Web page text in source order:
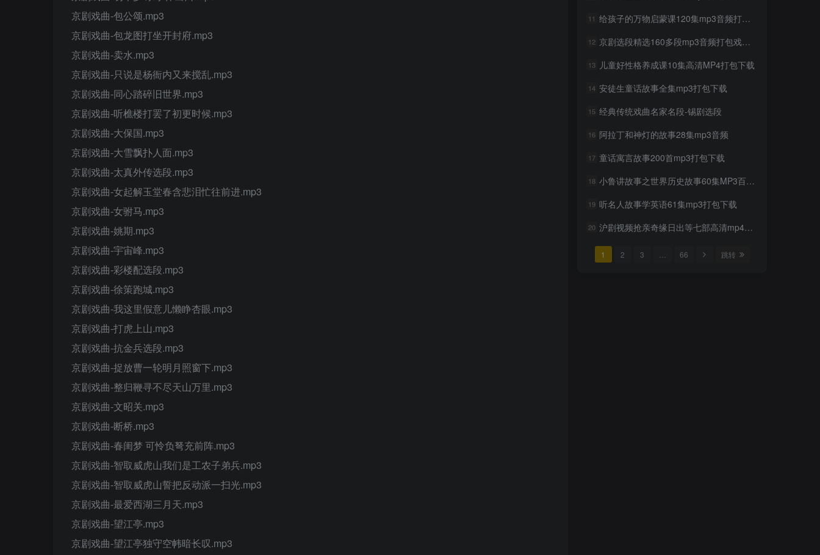
京剧戏曲-包公颂.mp3
京剧戏曲-包龙图打坐开封府.mp3
京剧戏曲-卖水.mp3
京剧戏曲-只说是杨衙内又来搅乱.mp3
京剧戏曲-同心踏碎旧世界.mp3
京剧戏曲-听樵楼打罢了初更时候.mp3
京剧戏曲-大保国.mp3
京剧戏曲-大雪飘扑人面.mp3
京剧戏曲-太真外传选段.mp3
京剧戏曲-女起解玉堂春含悲泪忙往前进.mp3
京剧戏曲-女驸马.mp3
京剧戏曲-姚期.mp3
京剧戏曲-宇宙峰.mp3
京剧戏曲-彩楼配选段.mp3
京剧戏曲-徐策跑城.mp3
京剧戏曲-我这里假意儿懒睁杏眼.mp3
京剧戏曲-打虎上山.mp3
京剧戏曲-抗金兵选段.mp3
京剧戏曲-捉放曹一轮明月照窗下.mp3
京剧戏曲-整归鞭寻不尽天山万里.mp3
京剧戏曲-文昭关.mp3
京剧戏曲-断桥.mp3
京剧戏曲-春闺梦 可怜负弩充前阵.mp3
京剧戏曲-智取威虎山我们是工农子弟兵.mp3
京剧戏曲-智取威虎山誓把反动派一扫光.mp3
京剧戏曲-最爱西湖三月天.mp3
京剧戏曲-望江亭.mp3
京剧戏曲-望江亭独守空帏暗长叹.mp3
11 给孩子的万物启蒙课120集mp3音频打包下载
12 京剧选段精选160多段mp3音频打包戏曲下载
13 儿童好性格养成课10集高清MP4打包下载
14 安徒生童话故事全集mp3打包下载
15 经典传统戏曲名家名段-锡剧选段
16 阿拉丁和神灯的故事28集mp3音频
17 童话寓言故事200首mp3打包下载
18 小鲁讲故事之世界历史故事60集MP3百度网盘下载
19 听名人故事学英语61集mp3打包下载
20 沪剧视频抢亲奇缘日出等七部高清mp4打包戏曲下载
1 2 3 66 跳转